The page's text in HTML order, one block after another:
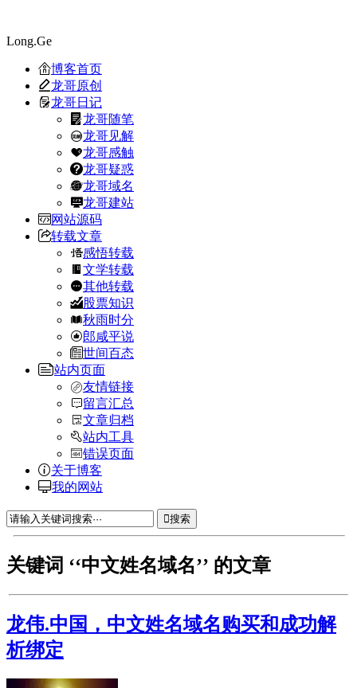
Long.Ge
博客首页
龙哥原创
龙哥日记
龙哥随笔
龙哥见解
龙哥感触
龙哥疑惑
龙哥域名
龙哥建站
网站源码
转载文章
感悟转载
文学转载
其他转载
股票知识
秋雨时分
郎咸平说
世间百态
站内页面
友情链接
留言汇总
文章归档
站内工具
错误页面
关于博客
我的网站
搜索
关键词 ‘‘中文姓名域名’’ 的文章
龙伟.中国，中文姓名域名购买和成功解
析绑定